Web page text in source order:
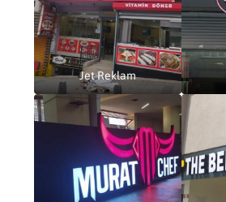
Jet Reklam